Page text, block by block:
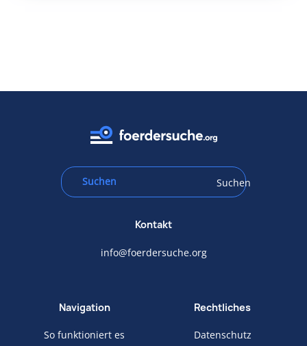
Suchen
Kontakt
info@foerdersuche.org
Navigation
So funktioniert es
Rechtliches
Datenschutz